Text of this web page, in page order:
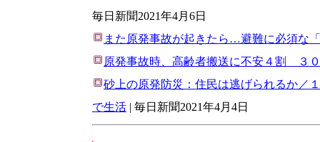
毎日新聞2021年4月6日
また原発事故が起きたら…避難に必須な
原発事故時、高齢者搬送に不安４割 ３
砂上の原発防災：住民は逃げられるか
で生活 | 毎日新聞2021年4月4日